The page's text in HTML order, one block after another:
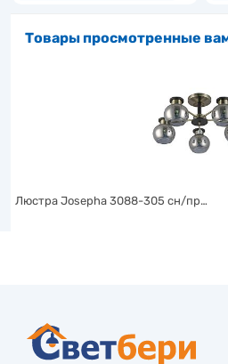
Товары просмотренные
Люстра Josepha 3088-305 сн/пр…